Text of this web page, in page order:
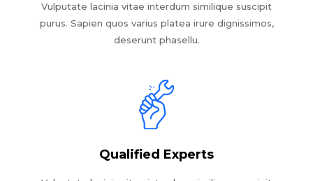
Vulputate lacinia vitae interdum similique suscipit
purus. Sapien quos varius platea irure dignissimos,
deserunt phasellu.
Qualified Experts